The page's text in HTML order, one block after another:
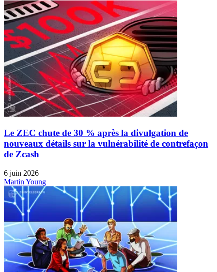
Le ZEC chute de 30 % après la divulgation de
nouveaux détails sur la vulnérabilité de contrefaçon
de Zcash
6 juin 2026
Martin Young